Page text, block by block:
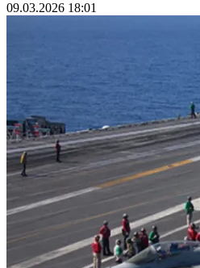
09.03.2026 18:01